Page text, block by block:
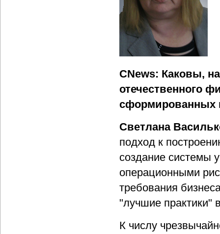
CNews: Каковы,
отечественного
сформированных
Светлана
подход к
создание системы
операционными
требо­вания
"лучшие практики"
К числу